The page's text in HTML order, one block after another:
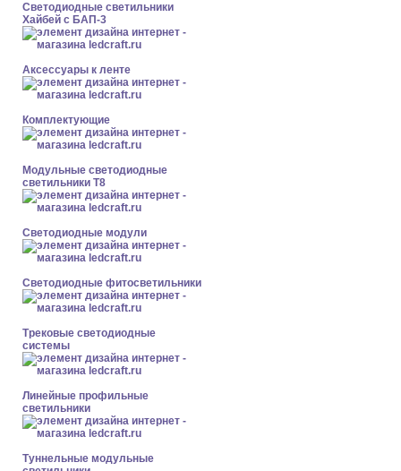
Светодиодные светильники
Хайбей с БАП-3
Аксессуары к ленте
Комплектующие
Модульные светодиодные
светильники Т8
Светодиодные модули
Светодиодные фитосветильники
Трековые светодиодные
системы
Линейные профильные
светильники
Туннельные модульные